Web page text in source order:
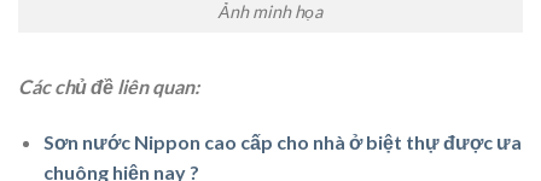
Ảnh minh họa
Các chủ đề liên quan:
Sơn nước Nippon cao cấp cho nhà ở biệt thự được ưa
chuông hiện nay ?